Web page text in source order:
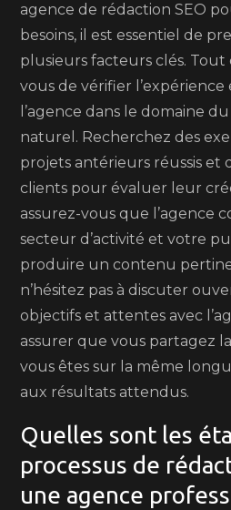
agence de rédaction SEO
besoins, il est essentiel de
plusieurs facteurs clés. Tout
vous de vérifier l’expérience
l’agence dans le domaine
naturel. Recherchez des
projets antérieurs réussis et
clients pour évaluer leur
assurez-vous que l’agence
secteur d’activité et votre
produire un contenu
n’hésitez pas à discuter
objectifs et attentes avec
assurer que vous partagez
vous êtes sur la même
aux résultats attendus.
Quelles sont les
processus de
une agence